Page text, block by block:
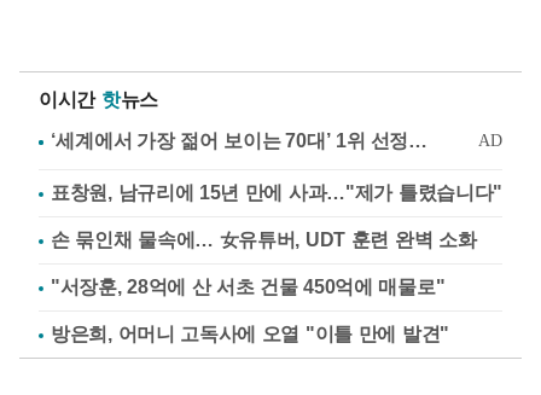
이시간 핫뉴스
표창원, 남규리에 15년 만에 사과…"제가 틀렸습니다"
손 묶인채 물속에… 女유튜버, UDT 훈련 완벽 소화
"서장훈, 28억에 산 서초 건물 450억에 매물로"
방은희, 어머니 고독사에 오열 "이틀 만에 발견"